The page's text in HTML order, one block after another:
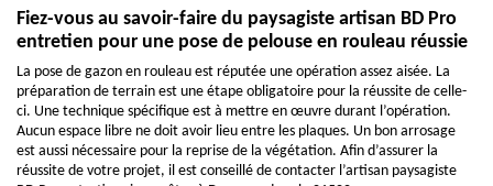
Fiez-vous au savoir-faire du paysagiste artisan BD Pro
entretien pour une pose de pelouse en rouleau réussie
La pose de gazon en rouleau est réputée une opération assez aisée. La
préparation de terrain est une étape obligatoire pour la réussite de celle-
ci. Une technique spécifique est à mettre en œuvre durant l’opération.
Aucun espace libre ne doit avoir lieu entre les plaques. Un bon arrosage
est aussi nécessaire pour la reprise de la végétation. Afin d’assurer la
réussite de votre projet, il est conseillé de contacter l’artisan paysagiste